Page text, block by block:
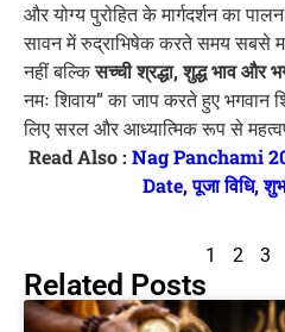
और योग्य पुरोहित के मार्गदर्शन का
सावन में रुद्राभिषेक करते समय सबसे
नहीं बल्किसच्ची श्रद्धा, शुद्ध भाव और
नमः शिवाय” का जाप करते हुए भगवान
लिए सरल और आध्यात्मिक रूप से
Read Also : Nag Panchami
Date, पूजा विधि,
1 2 3
Related Posts